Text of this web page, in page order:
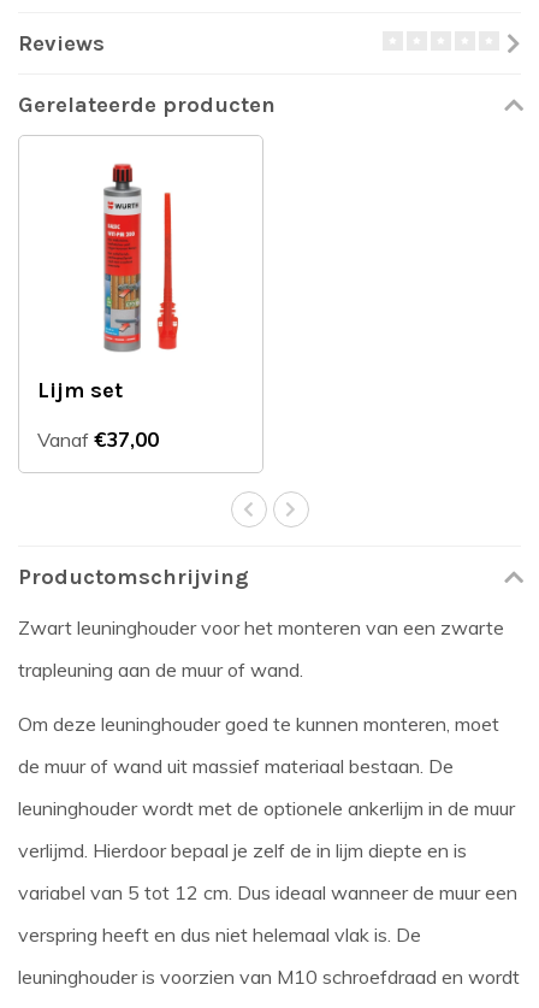
Reviews
Gerelateerde producten
Lijm set
Vanaf €37,00
Productomschrijving
Zwart leuninghouder voor het monteren van een zwarte
trapleuning aan de muur of wand.
Om deze leuninghouder goed te kunnen monteren, moet
de muur of wand uit massief materiaal bestaan. De
leuninghouder wordt met de optionele ankerlijm in de muur
verlijmd. Hierdoor bepaal je zelf de in lijm diepte en is
variabel van 5 tot 12 cm. Dus ideaal wanneer de muur een
verspring heeft en dus niet helemaal vlak is. De
leuninghouder is voorzien van M10 schroefdraad en wordt